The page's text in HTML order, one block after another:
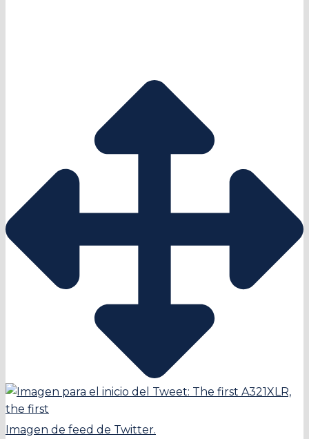
Imagen de feed de Twitter.